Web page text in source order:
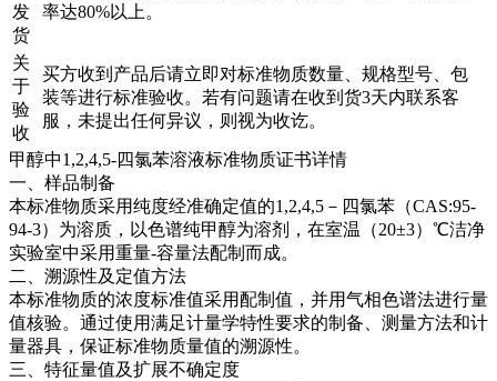
发
货
率达80%以上。
关
于
验
收
买方收到产品后请立即对标准物质数量、规格型号、包
装等进行标准验收。若有问题请在收到货3天内联系客
服，未提出任何异议，则视为收讫。
甲醇中1,2,4,5-四氯苯溶液标准物质证书详情
一、样品制备
本标准物质采用纯度经准确定值的1,2,4,5－四氯苯（CAS:95-
94-3）为溶质，以色谱纯甲醇为溶剂，在室温（20±3）℃洁净
实验室中采用重量-容量法配制而成。
二、溯源性及定值方法
本标准物质的浓度标准值采用配制值，并用气相色谱法进行量
值核验。通过使用满足计量学特性要求的制备、测量方法和计
量器具，保证标准物质量值的溯源性。
三、特征量值及扩展不确定度